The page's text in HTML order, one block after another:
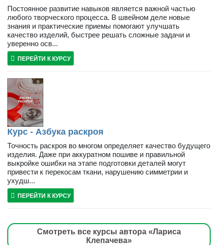
Постоянное развитие навыков является важной частью
любого творческого процесса. В швейном деле новые
знания и практические приемы помогают улучшать
качество изделий, быстрее решать сложные задачи и
уверенно осв...
ПЕРЕЙТИ К КУРСУ
Курс - Азбука раскроя
Точность раскроя во многом определяет качество будущего
изделия. Даже при аккуратном пошиве и правильной
выкройке ошибки на этапе подготовки деталей могут
привести к перекосам ткани, нарушению симметрии и
ухудш...
ПЕРЕЙТИ К КУРСУ
Смотреть все курсы автора «Лариса
Клепачева»